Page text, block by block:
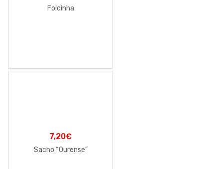
Foicinha
7,20€
Sacho “Ourense”